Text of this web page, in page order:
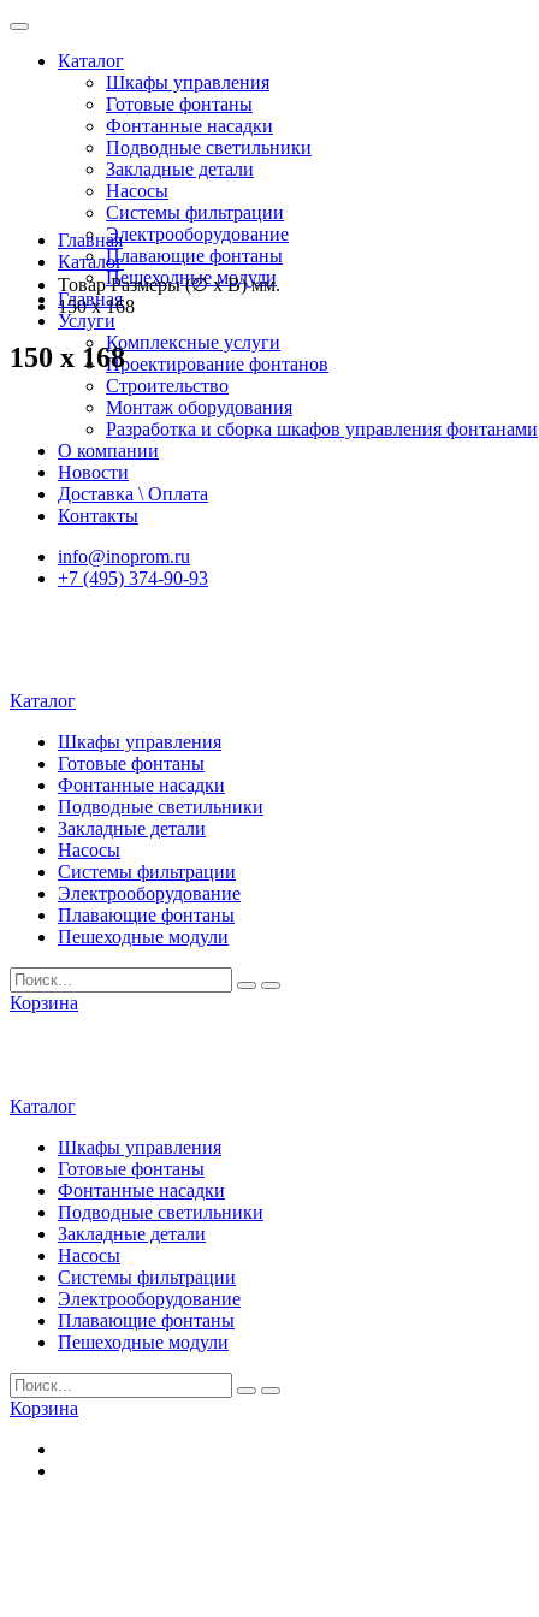
Каталог
Шкафы управления
Готовые фонтаны
Фонтанные насадки
Подводные светильники
Закладные детали
Насосы
Системы фильтрации
Электрооборудование
Плавающие фонтаны
Пешеходные модули
Главная
Услуги
Комплексные услуги
Проектирование фонтанов
Строительство
Монтаж оборудования
Разработка и сборка шкафов управления фонтанами
О компании
Новости
Доставка \ Оплата
Контакты
info@inoprom.ru
+7 (495) 374-90-93
Каталог
Шкафы управления
Готовые фонтаны
Фонтанные насадки
Подводные светильники
Закладные детали
Насосы
Системы фильтрации
Электрооборудование
Плавающие фонтаны
Пешеходные модули
Корзина
Каталог
Шкафы управления
Готовые фонтаны
Фонтанные насадки
Подводные светильники
Закладные детали
Насосы
Системы фильтрации
Электрооборудование
Плавающие фонтаны
Пешеходные модули
Корзина
Главная
Каталог
Товар Размеры (∅ х В) мм.
150 x 168
150 x 168